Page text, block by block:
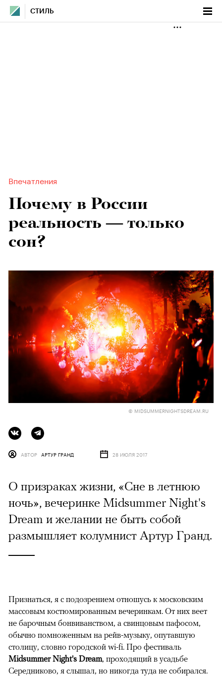
СТИЛЬ
Впечатления
Почему в России
реальность — только
сон?
© MIDSUMMERNIGHTSDREAM.RU
АВТОР АРТУР ГРАНД 28 ИЮЛЯ 2017
О призраках жизни, «Сне в летнюю
ночь», вечеринке Midsummer Night's
Dream и желании не быть собой
размышляет колумнист Артур Гранд.
Признаться, я с подозрением отношусь к московским
массовым костюмированным вечеринкам. От них веет
не барочным бонвиванством, а свинцовым пафосом,
обычно помноженным на рейв-музыку, опутавшую
столицу, словно городской wi-fi. Про фестиваль
Midsummer Night's Dream, проходящий в усадьбе
Середниково, я слышал, но никогда туда не собирался.